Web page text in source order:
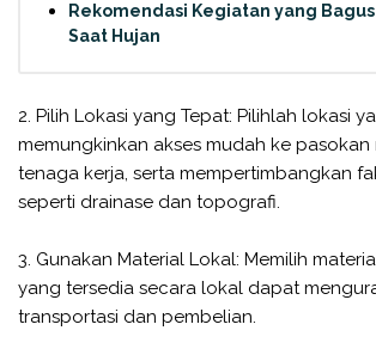
Rekomendasi Kegiatan yang
Saat Hujan
2. Pilih Lokasi yang Tepat: Pilihlah lokasi
memungkinkan akses mudah ke pasokan
tenaga kerja, serta mempertimbangkan
seperti drainase dan topografi.
3. Gunakan Material Lokal: Memilih
yang tersedia secara lokal dapat
transportasi dan pembelian.